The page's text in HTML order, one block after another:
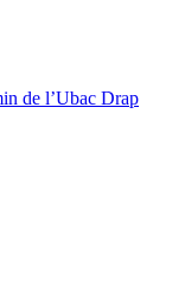
de l’Ubac Drap